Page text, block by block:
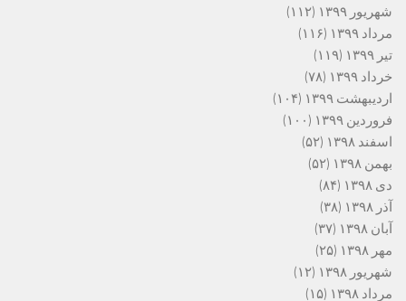
شهریور ۱۳۹۹
(۱۱۲)
مرداد ۱۳۹۹
(۱۱۶)
تیر ۱۳۹۹
(۱۱۹)
خرداد ۱۳۹۹
(۷۸)
اردیبهشت ۱۳۹۹
(۱۰۴)
فروردین ۱۳۹۹
(۱۰۰)
اسفند ۱۳۹۸
(۵۲)
بهمن ۱۳۹۸
(۵۲)
دی ۱۳۹۸
(۸۴)
آذر ۱۳۹۸
(۳۸)
آبان ۱۳۹۸
(۳۷)
مهر ۱۳۹۸
(۲۵)
شهریور ۱۳۹۸
(۱۲)
مرداد ۱۳۹۸
(۱۵)